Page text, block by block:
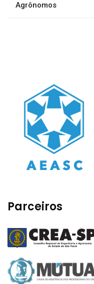
Agrônomos
Parceiros